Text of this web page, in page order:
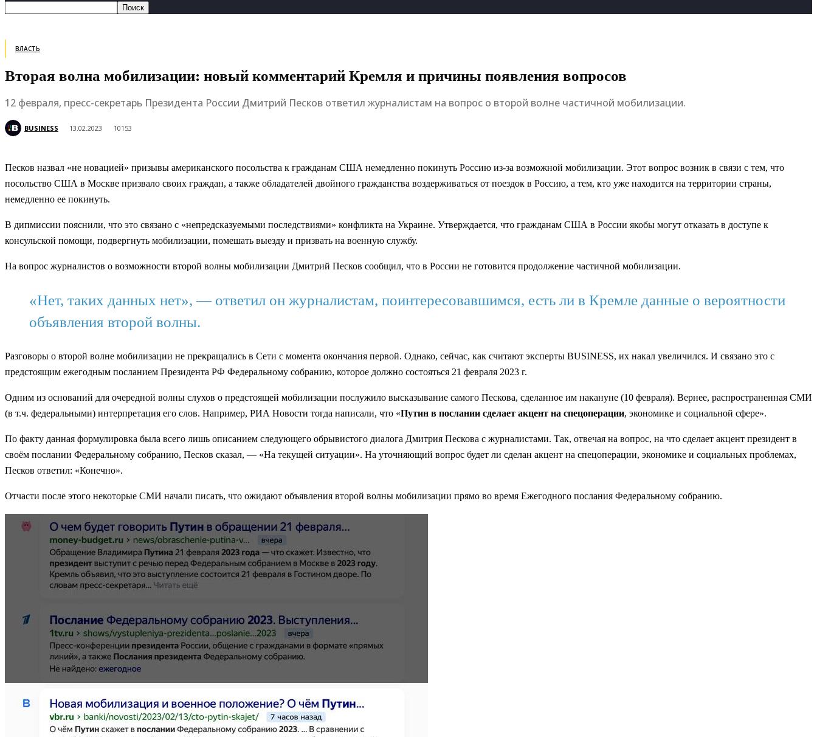
ВЛАСТЬ
Вторая волна мобилизации: новый комментарий Кремля и причины появления вопросов
12 февраля, пресс-секретарь Президента России Дмитрий Песков ответил журналистам на вопрос о второй волне частичной мобилизации.
BUSINESS 13.02.2023 10153
Песков назвал «не новацией» призывы американского посольства к гражданам США немедленно покинуть Россию из-за возможной мобилизации. Этот вопрос возник в связи с тем, что
посольство США в Москве призвало своих граждан, а также обладателей двойного гражданства воздерживаться от поездок в Россию, а тем, кто уже находится на территории страны,
немедленно ее покинуть.
В дипмиссии пояснили, что это связано с «непредсказуемыми последствиями» конфликта на Украине. Утверждается, что гражданам США в России якобы могут отказать в доступе к
консульской помощи, подвергнуть мобилизации, помешать выезду и призвать на военную службу.
На вопрос журналистов о возможности второй волны мобилизации Дмитрий Песков сообщил, что в России не готовится продолжение частичной мобилизации.
«Нет, таких данных нет», — ответил он журналистам, поинтересовавшимся, есть ли в Кремле данные о вероятности
объявления второй волны.
Разговоры о второй волне мобилизации не прекращались в Сети с момента окончания первой. Однако, сейчас, как считают эксперты BUSINESS, их накал увеличился. И связано это с
предстоящим ежегодным посланием Президента РФ Федеральному собранию, которое должно состояться 21 февраля 2023 г.
Одним из оснований для очередной волны слухов о предстоящей мобилизации послужило высказывание самого Пескова, сделанное им накануне (10 февраля). Вернее, распространенная СМИ
(в т.ч. федеральными) интерпретация его слов. Например, РИА Новости тогда написали, что «Путин в послании сделает акцент на спецоперации, экономике и социальной сфере».
По факту данная формулировка была всего лишь описанием следующего обрывистого диалога Дмитрия Пескова с журналистами. Так, отвечая на вопрос, на что сделает акцент президент в
своём послании Федеральному собранию, Песков сказал, — «На текущей ситуации». На уточняющий вопрос будет ли сделан акцент на спецоперации, экономике и социальных проблемах,
Песков ответил: «Конечно».
Отчасти после этого некоторые СМИ начали писать, что ожидают объявления второй волны мобилизации прямо во время Ежегодного послания Федеральному собранию.